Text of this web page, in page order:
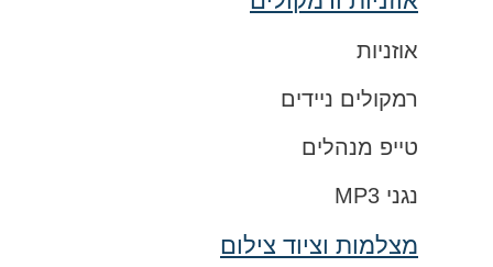
אוזניות
רמקולים ניידים
טייפ מנהלים
נגני MP3
מצלמות וציוד צילום